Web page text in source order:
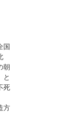
国
朝
と
死
方